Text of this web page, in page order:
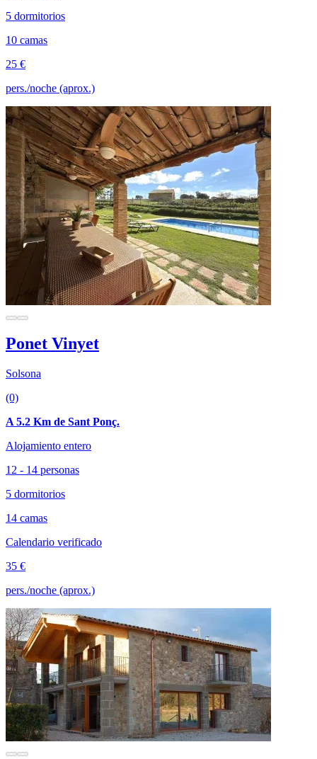
5 dormitorios
10 camas
25 €
pers./noche (aprox.)
Ponet Vinyet
Solsona
(0)
A 5.2 Km de Sant Ponç.
Alojamiento entero
12 - 14 personas
5 dormitorios
14 camas
Calendario verificado
35 €
pers./noche (aprox.)